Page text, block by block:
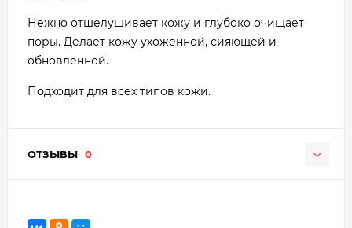
Нежно отшелушивает кожу и глубоко очищает
поры. Делает кожу ухоженной, сияющей и
обновленной.
Подходит для всех типов кожи.
ОТЗЫВЫ 0